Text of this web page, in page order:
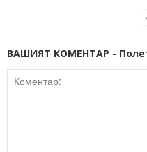
ВАШИЯТ КОМЕНТАР -